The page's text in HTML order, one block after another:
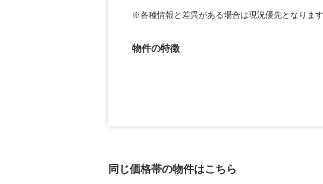
※各種情報と差異がある場合は現況優先となります
物件の特徴
同じ価格帯の物件はこちら